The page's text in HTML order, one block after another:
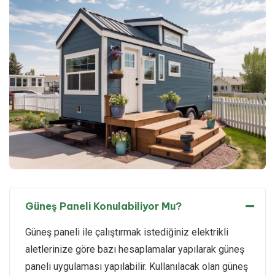
Güneş Paneli Konulabiliyor Mu?
Güneş paneli ile çalıştırmak istediğiniz elektrikli
aletlerinize göre bazı hesaplamalar yapılarak güneş
paneli uygulaması yapılabilir. Kullanılacak olan güneş